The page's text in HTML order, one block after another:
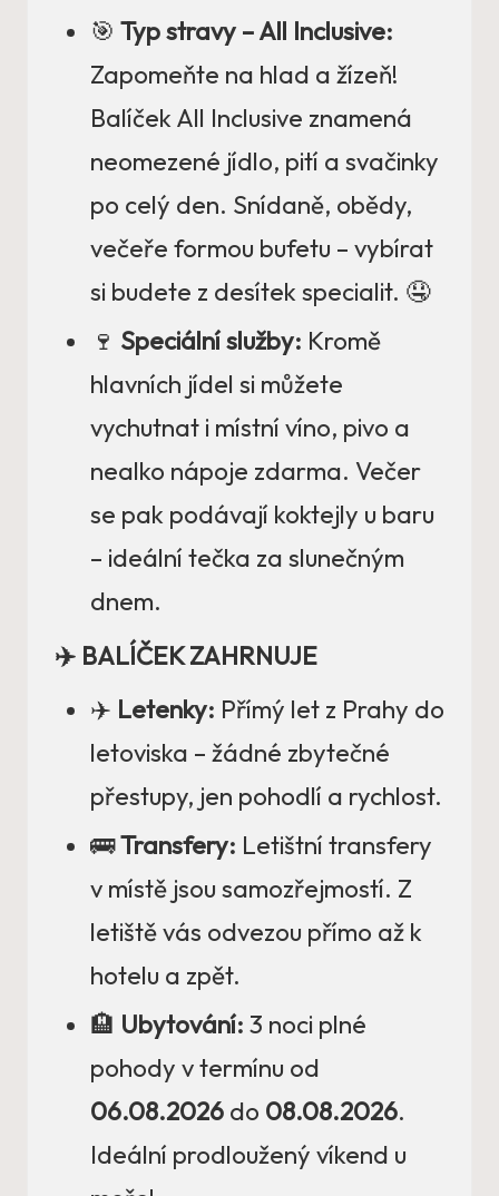
🎯 Typ stravy – All Inclusive:
Zapomeňte na hlad a žízeň!
Balíček All Inclusive znamená
neomezené jídlo, pití a svačinky
po celý den. Snídaně, obědy,
večeře formou bufetu – vybírat
si budete z desítek specialit. 🤤
🍷 Speciální služby: Kromě
hlavních jídel si můžete
vychutnat i místní víno, pivo a
nealko nápoje zdarma. Večer
se pak podávají koktejly u baru
– ideální tečka za slunečným
dnem.
✈️ BALÍČEK ZAHRNUJE
✈️ Letenky: Přímý let z Prahy do
letoviska – žádné zbytečné
přestupy, jen pohodlí a rychlost.
🚌Transfery: Letištní transfery
v místě jsou samozřejmostí. Z
letiště vás odvezou přímo až k
hotelu a zpět.
🏨 Ubytování: 3 noci plné
pohody v termínu od
06.08.2026 do 08.08.2026.
Ideální prodloužený víkend u